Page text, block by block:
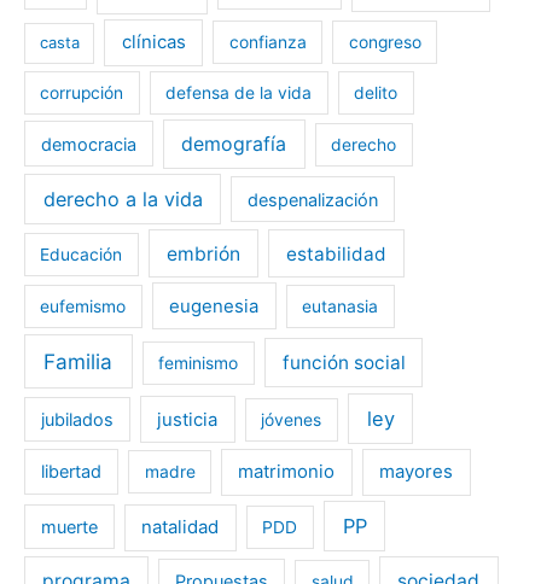
casta clínicas confianza congreso
corrupción defensa de la vida delito
democracia demografía derecho
derecho a la vida despenalización
Educación embrión estabilidad
eufemismo eugenesia eutanasia
Familia feminismo función social
jubilados justicia jóvenes ley
libertad madre matrimonio mayores
muerte natalidad PDD PP